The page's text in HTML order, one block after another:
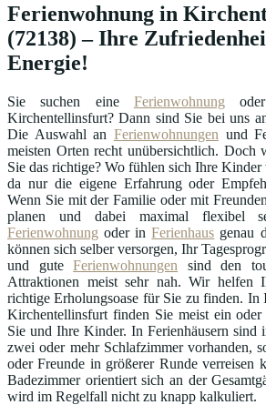
Ferienwohnung in
(72138) – Ihre
Energie!
Sie suchen eine Ferienwohnung
Kirchentellinsfurt? Dann sind Sie bei uns
Die Auswahl an Ferienwohnungen und
meisten Orten recht unübersichtlich. Doch
Sie das richtige? Wo fühlen sich Ihre
da nur die eigene Erfahrung oder
Wenn Sie mit der Familie oder mit
planen und dabei maximal flexibel
Ferienwohnung oder inFerienhaus genau
können sich selber versorgen, Ihr
und guteFerienwohnungen sind den
Attraktionen meist sehr nah. Wir helfen
richtige Erholungsoase für Sie zu finden. In
Kirchentellinsfurt finden Sie meist ein
Sie und Ihre Kinder. In Ferienhäusern sind
zwei oder mehr Schlafzimmer vorhanden,
oder Freunde in größerer Runde verreisen
Badezimmer orientiert sich an der
wird im Regelfall nicht zu knapp kalkuliert.